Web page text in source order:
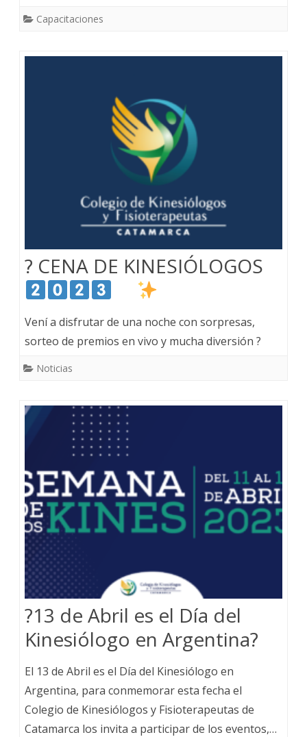
Capacitaciones
? CENA DE KINESIÓLOGOS
Vení a disfrutar de una noche con sorpresas,
sorteo de premios en vivo y mucha diversión ?
Noticias
?13 de Abril es el Día del
Kinesiólogo en Argentina?
El 13 de Abril es el Día del Kinesiólogo en
Argentina, para conmemorar esta fecha el
Colegio de Kinesiólogos y Fisioterapeutas de
Catamarca los invita a participar de los eventos,…